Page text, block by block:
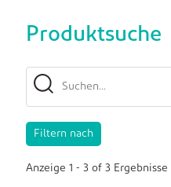
Produktsuche
Filtern nach
Anzeige 1 - 3 of 3 Ergebnisse